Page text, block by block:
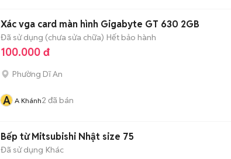
Xác vga card màn hình Gigabyte GT 630 2GB
Đã sử dụng (chưa sửa chữa) Hết bảo hành
100.000 đ
Phường Dĩ An
A A Khánh2 đã bán
Bếp từ Mitsubishi Nhật size 75
Đã sử dụng Khác